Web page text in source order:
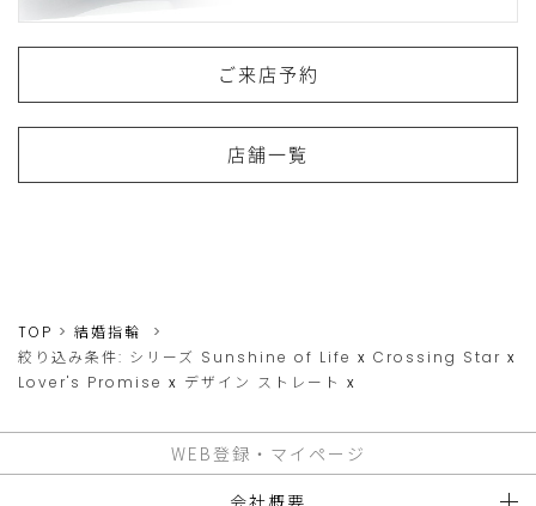
ご来店予約
店舗一覧
TOP
結婚指輪
絞り込み条件: シリーズ Sunshine of Life x Crossing Star x
Lover's Promise x デザイン ストレート x
WEB登録・マイページ